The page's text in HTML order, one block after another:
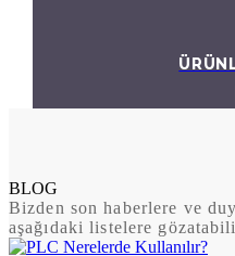
BLOG
Bizden son haberlere ve
aşağıdaki listelere